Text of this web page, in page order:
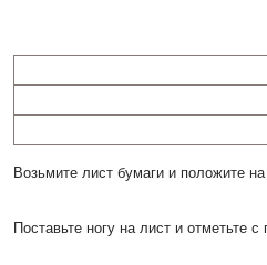
Возьмите лист бумаги и положите
Поставьте ногу на лист и